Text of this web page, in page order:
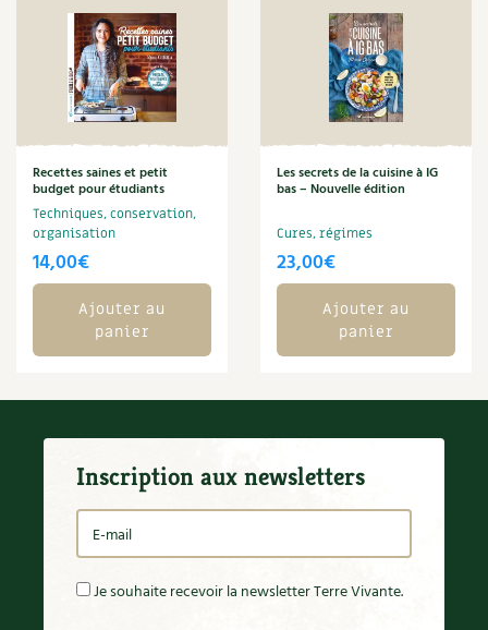
Carnets de saison
Compléments
Dossier4 saisons
Actualités
Vidéos et podcasts
Conseils vidéo des4 saisons
Secrets d’abonné
La vie secrète du jardin
BD : La folle histoire des plantes
Recettes saines et petit
budget pour étudiants
Techniques, conservation,
organisation
14,00€
Ajouter au
panier
Les secrets de la cuisine à IG
bas – Nouvelle édition
Cures, régimes
23,00€
Ajouter au
panier
Inscription aux newsletters
Je souhaite recevoir la newsletter Terre Vivante.